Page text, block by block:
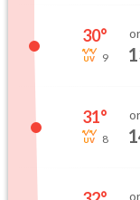
30°
9
31°
8